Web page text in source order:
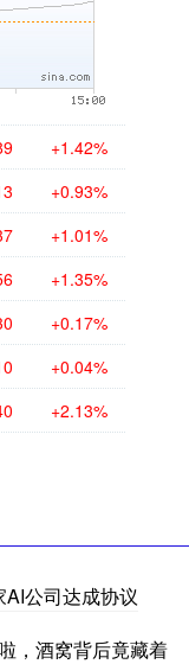
+1.42%
+0.93%
+1.01%
+1.35%
+0.17%
+0.04%
+2.13%
公司达成协议
，酒窝背后竟藏着